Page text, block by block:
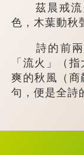
茲晨戒流
色，木葉動秋
詩的前兩
「流火」（
爽的秋風（
句，便是全詩